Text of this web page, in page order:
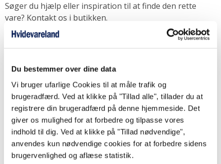
Du bestemmer over dine data
Vi bruger ufarlige Cookies til at måle trafik og
brugeradfærd. Ved at klikke på "Tillad alle", tillader du at
registrere din brugeradfærd på denne hjemmeside. Det
giver os mulighed for at forbedre og tilpasse vores
indhold til dig. Ved at klikke på "Tillad nødvendige",
anvendes kun nødvendige cookies for at forbedre sidens
brugervenlighed og aflæse statistik.
Søger du hjælp eller inspiration til at finde den rette
vare? Kontakt os i butikken.
Vi står klar med gode råd og tips samt et godt tilbud.
Send mail Tlf. 75 88 55 44